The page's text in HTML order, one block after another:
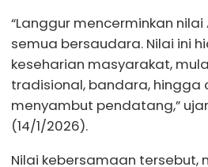
“Langgur mencerminkan nilai
semua bersaudara. Nilai ini
keseharian masyarakat,
tradisional, bandara, hingga
menyambut pendatang,”
(14/1/2026).
Nilai kebersamaan tersebut,